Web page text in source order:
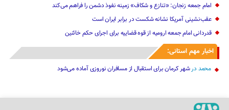
امام جمعه زنجان: «تنازع و شکاف» زمینه نفوذ دشمن را فراهم می‌کند
عقب‌نشینی آمریکا نشانه شکست در برابر ایران است
قدردانی امام جمعه ارومیه از قوه قضاییه برای اجرای حکم خائنین ‌
اخبار مهم استانی:
محمد درشهر کرمان برای استقبال از مسافران نوروزی آماده می‌شود